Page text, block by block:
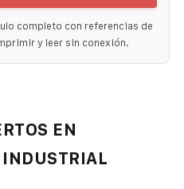
completo con referencias de
y leer sin conexión.
EN
INDUSTRIAL